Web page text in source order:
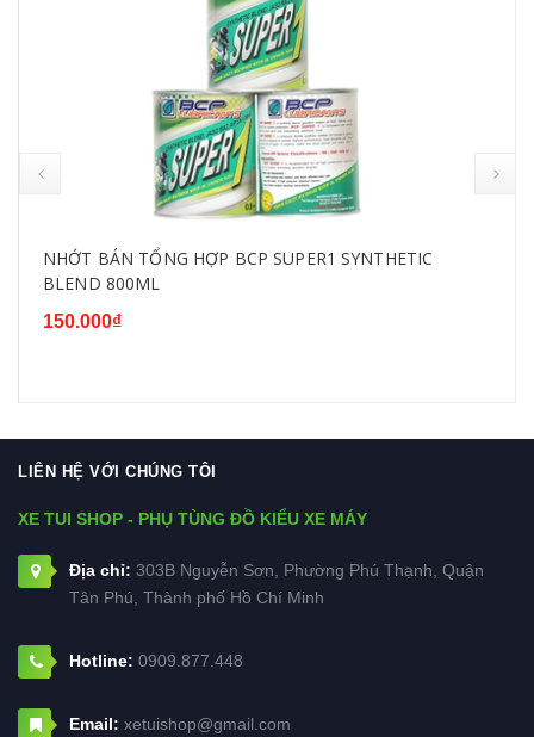
NHỚT BÁN TỔNG HỢP BCP SUPER1 SYNTHETIC
BLEND 800ML
150.000₫
LIÊN HỆ VỚI CHÚNG TÔI
XE TUI SHOP - PHỤ TÙNG ĐỒ KIỂU XE MÁY
Địa chỉ: 303B Nguyễn Sơn, Phường Phú Thạnh, Quận
Tân Phú, Thành phố Hồ Chí Minh
Hotline: 0909.877.448
Email: xetuishop@gmail.com